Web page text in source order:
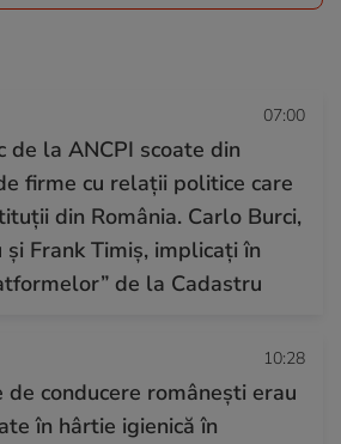
07:00
de la ANCPI scoate din
firme cu relații politice care
din România. Carlo Burci,
și Frank Timiș, implicați în
de la Cadastru
10:28
de conducere românești erau
în hârtie igienică în